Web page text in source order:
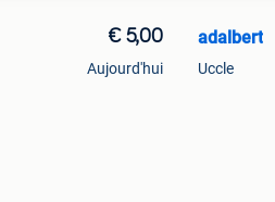
€ 5,00
Aujourd'hui
adalbert
Uccle